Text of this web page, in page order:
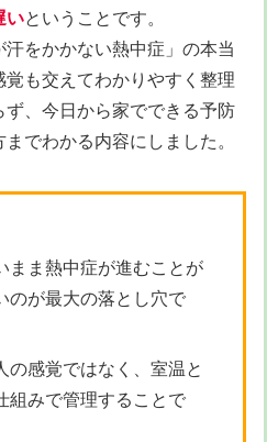
いということです。
をかかない熱中症」の本当
も交えてわかりやすく整理
、今日から家でできる予防
でわかる内容にしました。
まま熱中症が進むことが
のが最大の落とし穴で
の感覚ではなく、室温と
組みで管理することで